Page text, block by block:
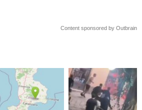
Content sponsored by Outbrain